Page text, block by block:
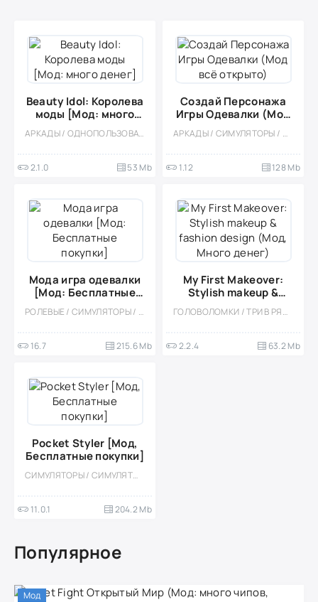
Beauty Idol: Королева
моды [Мод: много
денег]
АРКАДЫ / ОДНОПОЛЬЗОВАТЕЛЬСКИЕ / АНИМЕ / МОД / ВСТРОЕННЫЙ КЕШ / ДЕВОЧКАМ / МАЛЕНЬКАЯ / ПРИКЛЮЧЕНИЕ
2.1.0 53 Mb
Создай Персонажа
Игры Одевалки (Мод
всё открыто)
АРКАДЫ / СИМУЛЯТОРЫ / МОД / ДЛЯ ДЕТЕЙ / ДЕВОЧКАМ / СИМУЛЯТОРЫ ЖИЗНИ / СТИЛИЗАЦИЯ / ОДНОПОЛЬЗОВАТЕЛЬСКИЕ / ОФЛАЙН
1.12 128 Mb
Мода игра одевалки
[Мод: Бесплатные
покупки]
РОЛЕВЫЕ / СИМУЛЯТОРЫ / КАЗУАЛЬНЫЕ / СТИЛИЗАЦИЯ / ОДНОПОЛЬЗОВАТЕЛЬСКИЕ / МОД / ВСТРОЕННЫЙ КЕШ / ДЕВОЧКАМ
16.7 215.6 Mb
My First Makeover:
Stylish makeup &
fashion design (Мод,
Много денег)
ГОЛОВОЛОМКИ / ТРИ В РЯД / КАЗУАЛЬНЫЕ / ОДНОПОЛЬЗОВАТЕЛЬСКИЕ / СТИЛИЗАЦИЯ / ОФЛАЙН / МОД / СИМУЛЯТОРЫ / ДЕВОЧКАМ / МАЛЕНЬКАЯ / ВСТРОЕННЫЙ КЕШ
2.2.4 63.2 Mb
Pocket Styler [Мод,
Бесплатные покупки]
СИМУЛЯТОРЫ / СИМУЛЯТОРЫ ЖИЗНИ / КАЗУАЛЬНЫЕ / СТИЛИЗАЦИЯ / ОДНОПОЛЬЗОВАТЕЛЬСКИЕ / МОД / ВСТРОЕННЫЙ КЕШ / ДЕВОЧКАМ
11.0.1 204.2 Mb
Популярное
Мод